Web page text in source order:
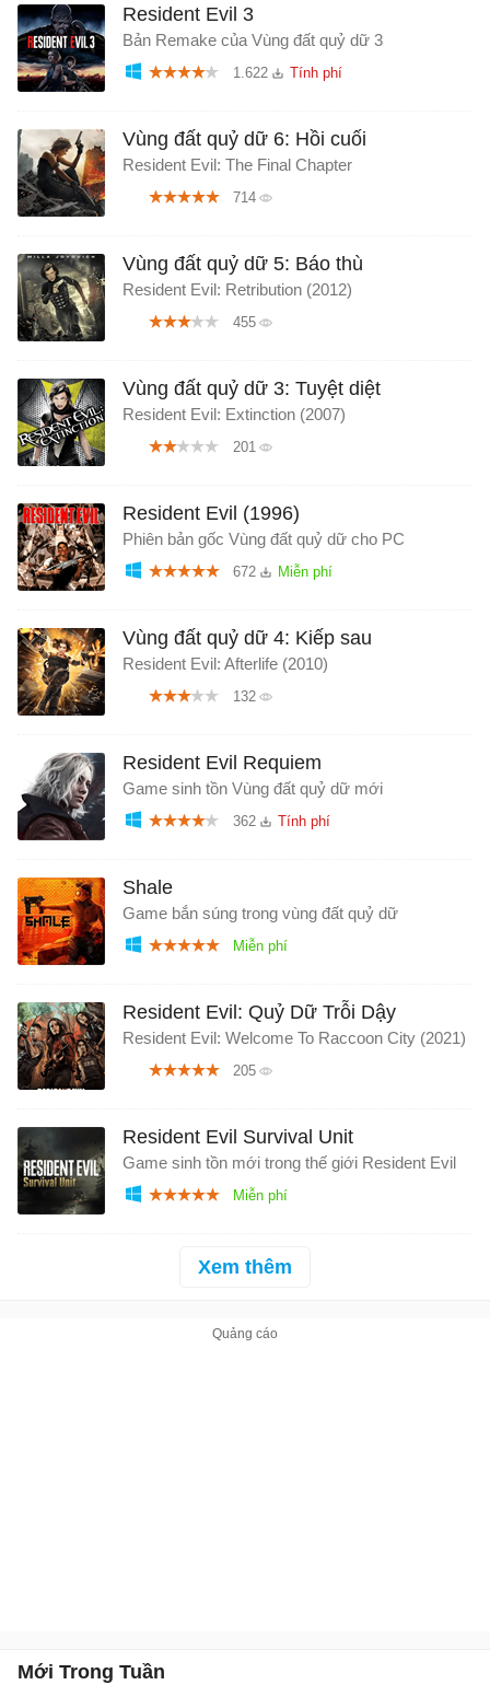
Resident Evil 3
Bản Remake của Vùng đất quỷ dữ 3
1.622
Vùng đất quỷ dữ 6: Hồi cuối
Resident Evil: The Final Chapter
714
Vùng đất quỷ dữ 5: Báo thù
Resident Evil: Retribution (2012)
455
Vùng đất quỷ dữ 3: Tuyệt diệt
Resident Evil: Extinction (2007)
201
Resident Evil (1996)
Phiên bản gốc Vùng đất quỷ dữ cho PC
672
Vùng đất quỷ dữ 4: Kiếp sau
Resident Evil: Afterlife (2010)
132
Resident Evil Requiem
Game sinh tồn Vùng đất quỷ dữ mới
362
Shale
Game bắn súng trong vùng đất quỷ dữ
Resident Evil: Quỷ Dữ Trỗi Dậy
Resident Evil: Welcome To Raccoon City (2021)
205
Resident Evil Survival Unit
Game sinh tồn mới trong thế giới Resident Evil
Xem thêm
Mới Trong Tuần